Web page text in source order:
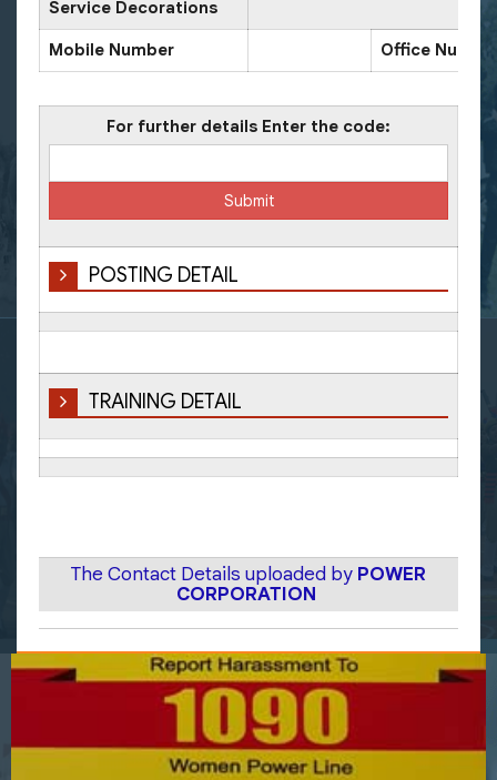
Service Decorations
Mobile Number Office
For further details Enter the code:
POSTING DETAIL
TRAINING DETAIL
The Contact Details uploaded by POWER
CORPORATION